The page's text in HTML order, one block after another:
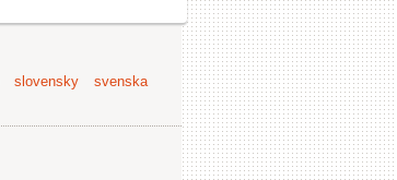
slovensky
svenska